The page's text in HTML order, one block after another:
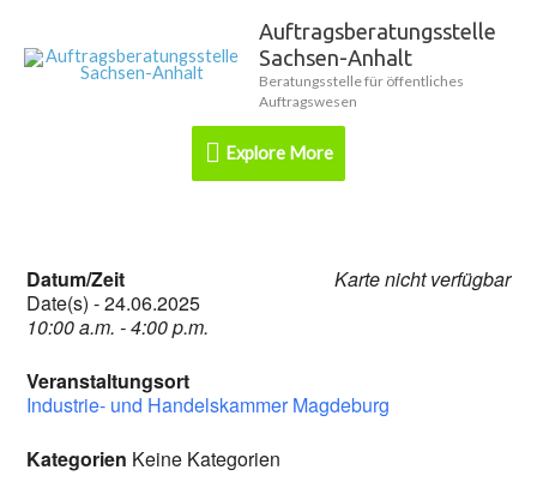
Inhalt
Auftragsberatungsstelle
Sachsen-Anhalt
Beratungsstelle für öffentliches
Auftragswesen
Explore
More
Explore More
Karte nicht verfügbar
Datum/Zeit
Date(s) - 24.06.2025
10:00 a.m. - 4:00 p.m.
Veranstaltungsort
Industrie- und Handelskammer Magdeburg
Kategorien Keine Kategorien